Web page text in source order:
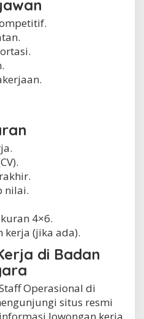
nilai.
4×6.
kerja (jika ada).
di Badan
Operasional di
situs resmi